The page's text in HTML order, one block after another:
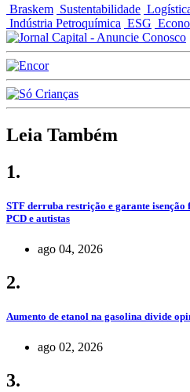
Braskem Sustentabilidade
Indústria Petroquímica ESG
Leia Também
1.
STF derruba restrição e garante
PCD e autistas
ago 04, 2026
2.
Aumento de etanol na gasolina divide
ago 02, 2026
3.